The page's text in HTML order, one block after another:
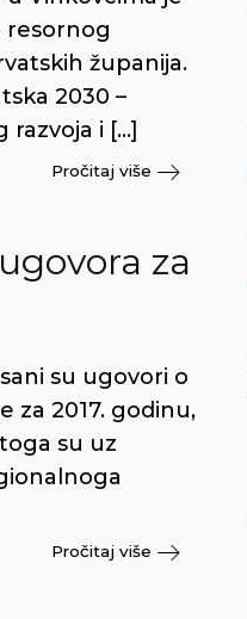
resornog
županija.
2030 –
i […]
Pročitaj više
za
su ugovori o
za 2017. godinu,
su uz
Pročitaj više